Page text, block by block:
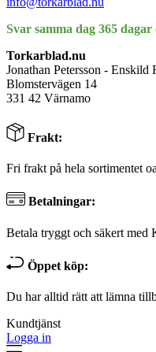
Svar samma dag 365 dagar
Torkarblad.nu
Jonathan Petersson - Enskild
Blomstervägen 14
331 42 Värnamo
Frakt:
Fri frakt på hela sortimentet
Betalningar:
Betala tryggt och säkert
Öppet köp:
Du har alltid rätt att lämna
Kundtjänst
Logga in